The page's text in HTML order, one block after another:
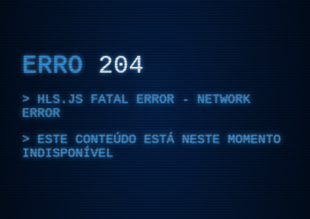
ERRO 204
HLS.JS FATAL ERROR - NETWORK
ERROR
ESTE CONTEÚDO ESTÁ NESTE MOMENTO
INDISPONÍVEL